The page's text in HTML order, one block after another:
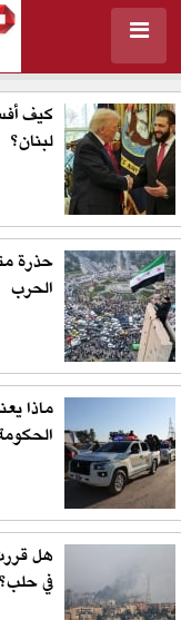
كيف
لبنان؟
حذرة
الحرب
ماذا
هل
في حلب؟